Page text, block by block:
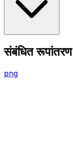
संबंधित रूपांतरण
png